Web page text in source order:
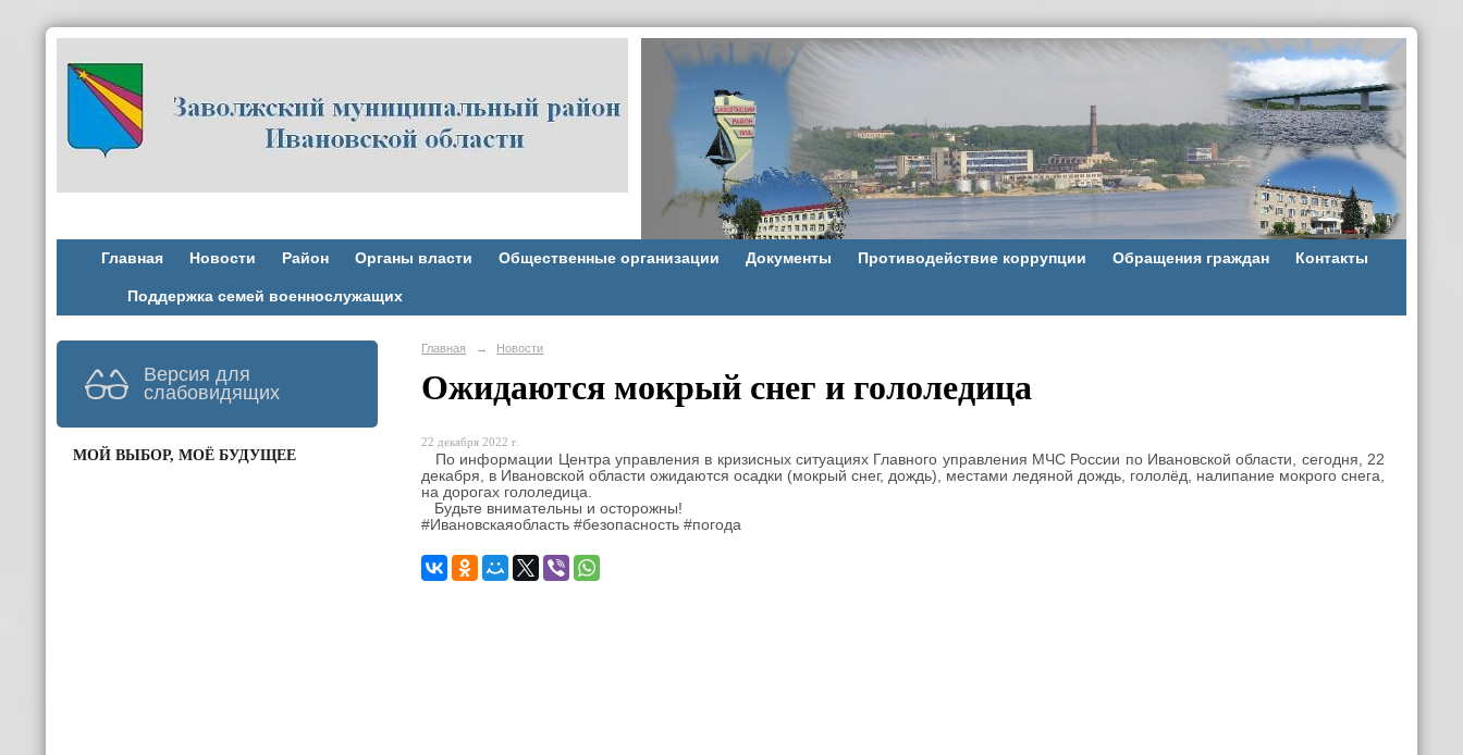
Главная Новости Район Органы власти Общественные организации Документы Противодействие коррупции Обращения граждан Контакты
Поддержка семей военнослужащих
Версия для
слабовидящих
МОЙ ВЫБОР, МОЁ БУДУЩЕЕ
Главная → Новости
Ожидаются мокрый снег и гололедица
22 декабря 2022 г.
По информации Центра управления в кризисных ситуациях Главного управления МЧС России по Ивановской области, сегодня, 22
декабря, в Ивановской области ожидаются осадки (мокрый снег, дождь), местами ледяной дождь, гололёд, налипание мокрого снега,
на дорогах гололедица.
Будьте внимательны и осторожны!
#Ивановскаяобласть #безопасность #погода